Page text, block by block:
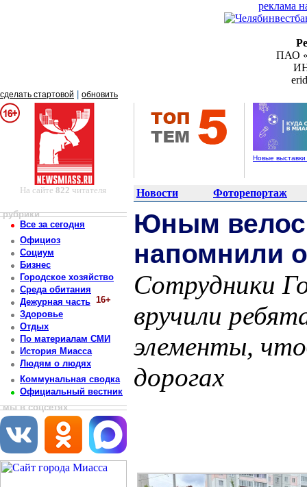
реклама
ПАО
сделать стартовой обновить
Новые выставки
На сайте822 читателя Новости Фоторепортаж
рубрики
Все за сегодня
Официоз
Социум
Бизнес
Городское хозяйство
Среда обитания
Дежурная часть 16+
Здоровье
Отдых
По материалам СМИ
История Миасса
Людям о людях
Коммунальная сводка
Официальный вестник
мы в соцсетях
Юным
напомнили
Сотрудники
вручили
элементы,
дорогах